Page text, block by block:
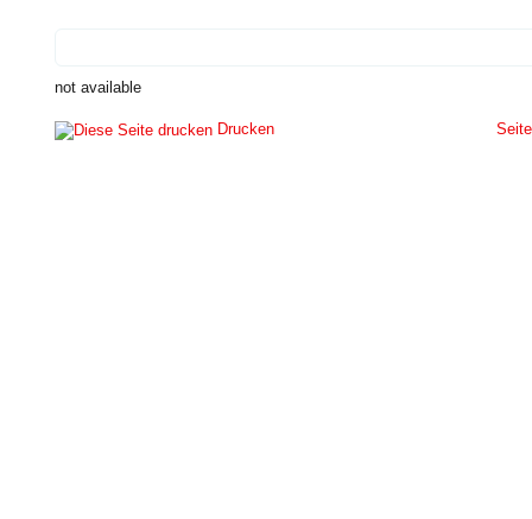
not available
Drucken